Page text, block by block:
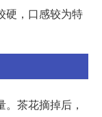
硬，口感较为特
茶花摘掉后，